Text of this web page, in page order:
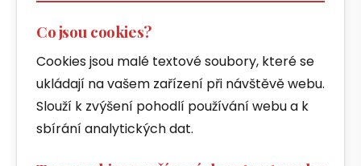
Co jsou cookies?
Cookies jsou malé textové soubory, které se
ukládají na vašem zařízení při návštěvě webu.
Slouží k zvýšení pohodlí používání webu a k
sbírání analytických dat.